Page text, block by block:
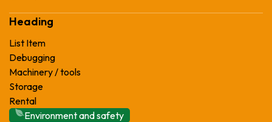
Heading
List Item
Debugging
Machinery / tools
Storage
Rental
Environment and safety